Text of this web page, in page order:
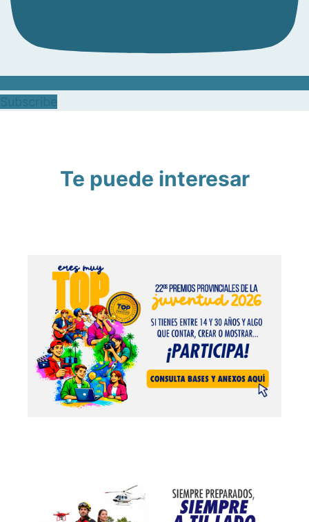
Te puede interesar